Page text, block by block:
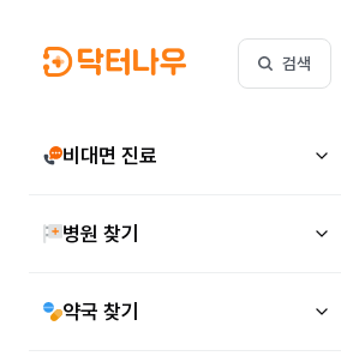
검색
비대면 진료
병원 찾기
약국 찾기